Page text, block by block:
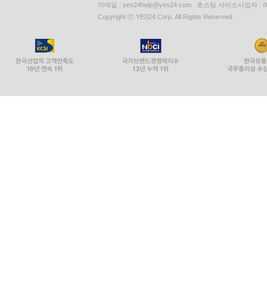
이메일 : yes24help@yes24.com 호스팅 서비스사업자 :
Copyright ⓒ YES24 Corp. All Rights Reserved.